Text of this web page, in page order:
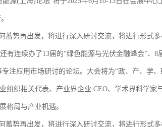
。
蓄势再出发，将进行深入研讨交流，将进行形式
有连续办了13届的“绿色能源与光伏金融峰会”、
注应用市场研讨的论坛。大会将为“政、产、学
组织相关代表、产业界企业 CEO、学术界科学家
格局与产业机遇。
蓄势再出发，将进行深入研讨交流，将进行形式